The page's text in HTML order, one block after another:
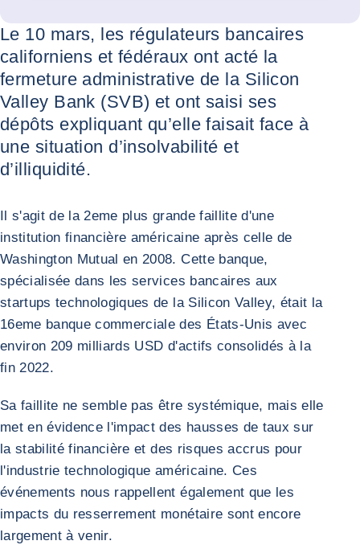
Le 10 mars, les régulateurs bancaires
californiens et fédéraux ont acté la
fermeture administrative de la Silicon
Valley Bank (SVB) et ont saisi ses
dépôts expliquant qu’elle faisait face à
une situation d’insolvabilité et
d’illiquidité.
Il s'agit de la 2eme plus grande faillite d'une
institution financière américaine après celle de
Washington Mutual en 2008. Cette banque,
spécialisée dans les services bancaires aux
startups technologiques de la Silicon Valley, était la
16eme banque commerciale des États-Unis avec
environ 209 milliards USD d'actifs consolidés à la
fin 2022.
Sa faillite ne semble pas être systémique, mais elle
met en évidence l'impact des hausses de taux sur
la stabilité financière et des risques accrus pour
l'industrie technologique américaine. Ces
événements nous rappellent également que les
impacts du resserrement monétaire sont encore
largement à venir.